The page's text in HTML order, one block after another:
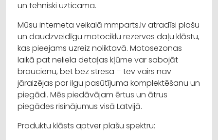
un tehniski uzticama.
Mūsu interneta veikalā mmparts.lv atradīsi plašu
un daudzveidīgu motociklu rezerves daļu klāstu,
kas pieejams uzreiz noliktavā. Motosezonas
laikā pat neliela detaļas kļūme var sabojāt
braucienu, bet bez stresa – tev vairs nav
jāraizējas par ilgu pasūtījuma komplektēšanu un
piegādi. Mēs piedāvājam ērtus un ātrus
piegādes risinājumus visā Latvijā.
Produktu klāsts aptver plašu spektru: